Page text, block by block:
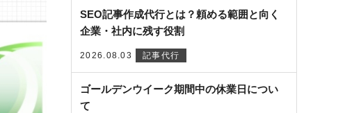
SEO記事作成代行とは？頼める範囲と向く
企業・社内に残す役割
2026.08.03 記事代行
ゴールデンウイーク期間中の休業日につい
て